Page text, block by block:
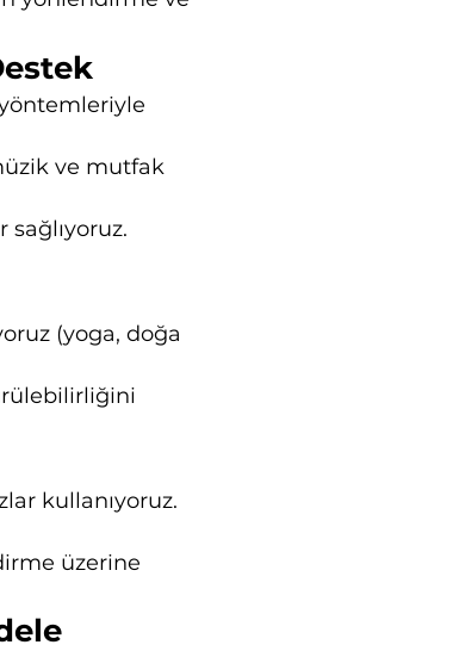
ve mutfak
sağlıyoruz.
(yoga, doğa
kullanıyoruz.
üzerine